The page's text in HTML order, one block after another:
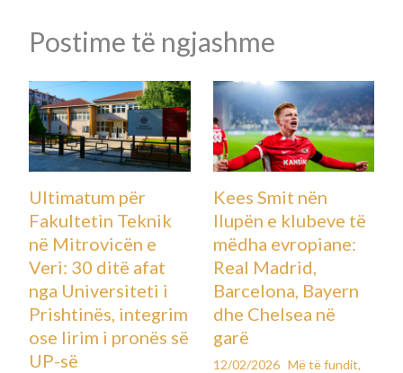
Postime të ngjashme
Ultimatum për
Fakultetin Teknik
në Mitrovicën e
Veri: 30 ditë afat
nga Universiteti i
Prishtinës, integrim
ose lirim i pronës së
UP-së
Kees Smit nën
llupën e klubeve të
mëdha evropiane:
Real Madrid,
Barcelona, Bayern
dhe Chelsea në
garë
12/02/2026 Më të fundit,